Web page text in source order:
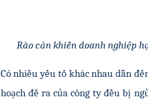
Rào cản khiến doanh nghiệp
Có nhiều yếu tố khác nhau dẫn
hoạch đề ra của công ty đều bị